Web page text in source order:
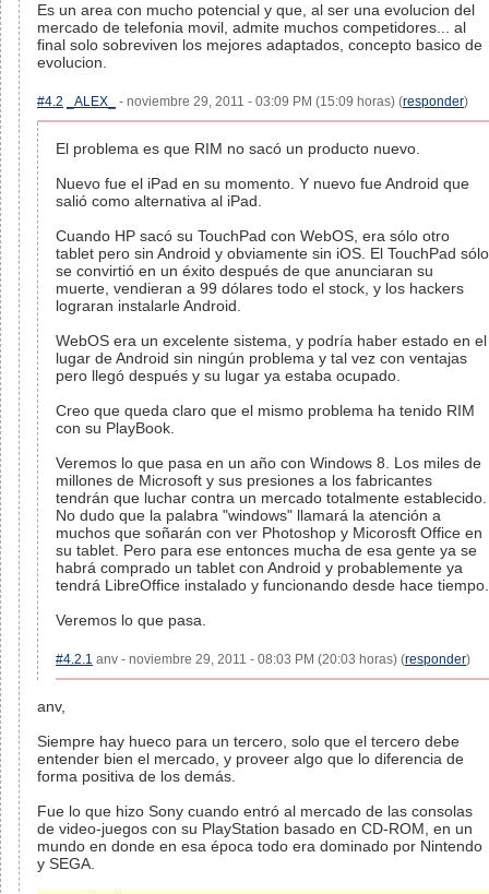
Es un area con mucho potencial y que, al ser una evolucion del
mercado de telefonia movil, admite muchos competidores... al
final solo sobreviven los mejores adaptados, concepto basico de
evolucion.
#4.2 _ALEX_ - noviembre 29, 2011 - 03:09 PM (15:09 horas) (responder)
El problema es que RIM no sacó un producto nuevo.
Nuevo fue el iPad en su momento. Y nuevo fue Android que
salió como alternativa al iPad.
Cuando HP sacó su TouchPad con WebOS, era sólo otro
tablet pero sin Android y obviamente sin iOS. El TouchPad sólo
se convirtió en un éxito después de que anunciaran su
muerte, vendieran a 99 dólares todo el stock, y los hackers
lograran instalarle Android.
WebOS era un excelente sistema, y podría haber estado en el
lugar de Android sin ningún problema y tal vez con ventajas
pero llegó después y su lugar ya estaba ocupado.
Creo que queda claro que el mismo problema ha tenido RIM
con su PlayBook.
Veremos lo que pasa en un año con Windows 8. Los miles de
millones de Microsoft y sus presiones a los fabricantes
tendrán que luchar contra un mercado totalmente establecido.
No dudo que la palabra "windows" llamará la atención a
muchos que soñarán con ver Photoshop y Micorosft Office en
su tablet. Pero para ese entonces mucha de esa gente ya se
habrá comprado un tablet con Android y probablemente ya
tendrá LibreOffice instalado y funcionando desde hace tiempo.
Veremos lo que pasa.
#4.2.1 anv - noviembre 29, 2011 - 08:03 PM (20:03 horas) (responder)
anv,
Siempre hay hueco para un tercero, solo que el tercero debe
entender bien el mercado, y proveer algo que lo diferencia de
forma positiva de los demás.
Fue lo que hizo Sony cuando entró al mercado de las consolas
de video-juegos con su PlayStation basado en CD-ROM, en un
mundo en donde en esa época todo era dominado por Nintendo
y SEGA.